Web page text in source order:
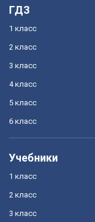
ГДЗ
1 класс
2 класс
3 класс
4 класс
5 класс
6 класс
Учебники
1 класс
2 класс
3 класс